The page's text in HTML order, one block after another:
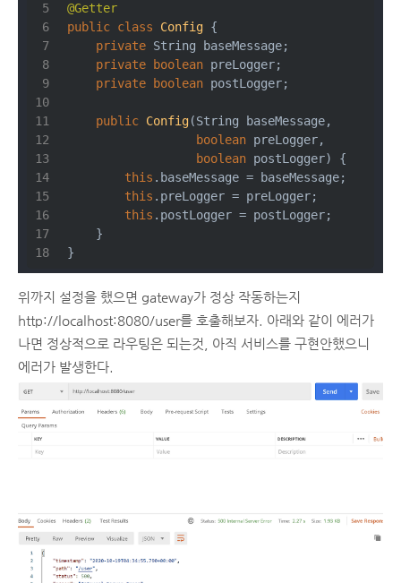
@Getter
public class Config {
private String baseMessage;
private
boolean preLogger;
private
boolean postLogger;
public Config(String baseMessage,
boolean preLogger,
boolean postLogger) {
this .baseMessage = baseMessage;
this .preLogger = preLogger;
this .postLogger = postLogger;
    }
}
위까지 설정을 했으면 gateway가 정상 작동하는지
http://localhost:8080/user를 호출해보자. 아래와 같이 에러가
나면 정상적으로 라우팅은 되는것, 아직 서비스를 구현안했으니
에러가 발생한다.